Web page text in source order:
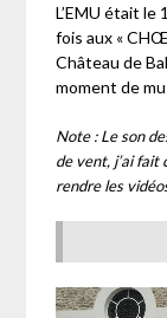
L’EMU était
fois aux «
Château de
moment de
Note : Le son
de vent, j’ai fait
rendre les